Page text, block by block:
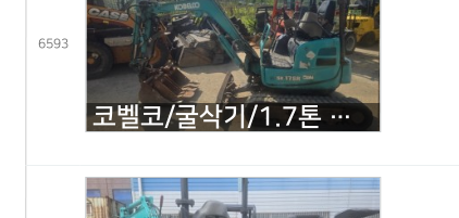
6593
코벨코/굴삭기/1.7톤 미니굴삭기/SK17 코끼리/2016년식